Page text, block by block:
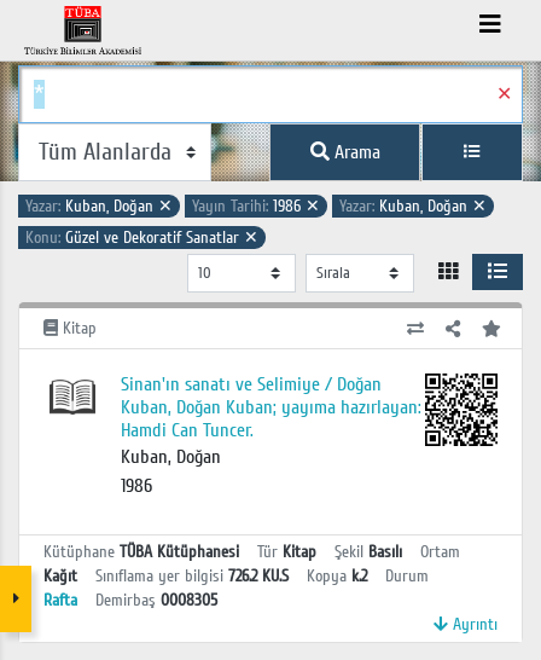
✕
Arama
Yazar: Kuban, Doğan ✕ Yayın Tarihi: 1986 ✕ Yazar: Kuban, Doğan ✕
Konu: Güzel ve Dekoratif Sanatlar ✕
Kitap
Sinan'ın sanatı ve Selimiye / Doğan
Kuban, Doğan Kuban; yayıma hazırlayan:
Hamdi Can Tuncer.
Kuban, Doğan
1986
Kütüphane TÜBA Kütüphanesi Tür Kitap Şekil Basılı
Ortam
Kağıt
Sınıflama yer bilgisi 726.2 KU.S Kopya k.2
Durum
Rafta
Demirbaş 0008305
Ayrıntı